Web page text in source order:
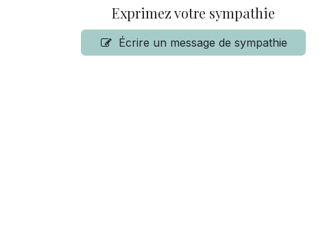
Exprimez votre sympathie
Écrire un message de sympathie